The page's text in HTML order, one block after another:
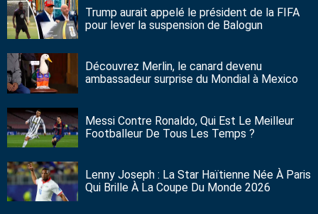
Trump aurait appelé le président de la FIFA
pour lever la suspension de Balogun
Découvrez Merlin, le canard devenu
ambassadeur surprise du Mondial à Mexico
Messi Contre Ronaldo, Qui Est Le Meilleur
Footballeur De Tous Les Temps ?
Lenny Joseph : La Star Haïtienne Née À Paris
Qui Brille À La Coupe Du Monde 2026